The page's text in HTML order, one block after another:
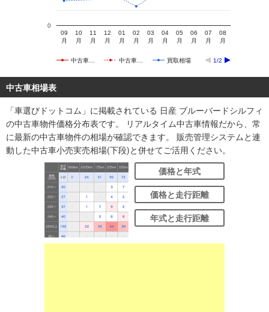
中古車… 中古車… 買取相場 1/2
09
月
10
月
11
月
12
月
01
月
02
月
03
月
04
月
05
月
06
月
07
月
08
月
0
中古車相場表
「車選びドットコム」に掲載されている 日産 ブルーバードシルフィ
の中古車物件価格分布表です。 リアルタイム中古車情報だから、常
に最新の中古車物件の相場が確認できます。 販売管理システムと連
動した中古車小売実売相場(下段)と併せてご活用ください。
価格と年式
価格と走行距離
年式と走行距離